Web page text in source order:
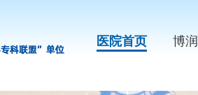
医院首页 博